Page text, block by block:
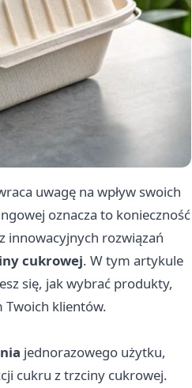
uwagę na wpływ swoich
oznacza to konieczność
innowacyjnych rozwiązań
cukrowej. W tym artykule
się, jak wybrać produkty,
klientów.
jednorazowego użytku,
cukru z trzciny cukrowej.